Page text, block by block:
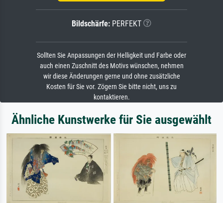
Bildschärfe: PERFEKT
Sollten Sie Anpassungen der Helligkeit und Farbe oder
auch einen Zuschnitt des Motivs wünschen, nehmen
wir diese Änderungen gerne und ohne zusätzliche
Kosten für Sie vor. Zögern Sie bitte nicht, uns zu
kontaktieren.
Ähnliche Kunstwerke für Sie ausgewählt